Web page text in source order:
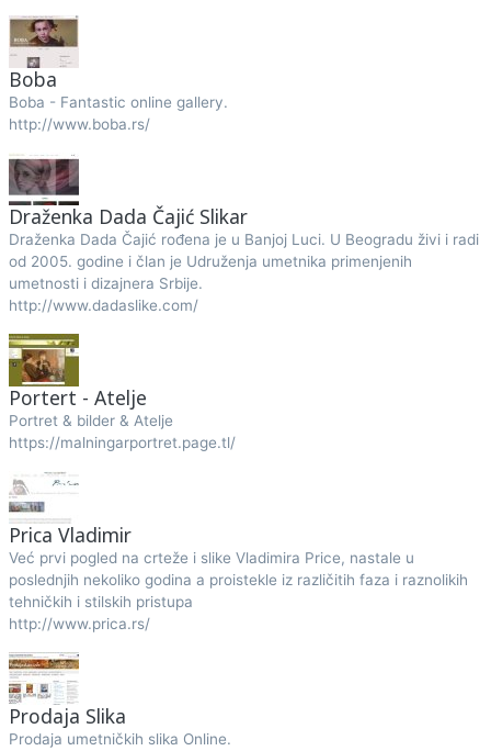
Boba
Boba - Fantastic online gallery.
http://www.boba.rs/
Draženka Dada Čajić Slikar
Draženka Dada Čajić rođena je u Banjoj Luci. U Beogradu živi i radi
od 2005. godine i član je Udruženja umetnika primenjenih
umetnosti i dizajnera Srbije.
http://www.dadaslike.com/
Portert - Atelje
Portret & bilder & Atelje
https://malningarportret.page.tl/
Prica Vladimir
Već prvi pogled na crteže i slike Vladimira Price, nastale u
poslednjih nekoliko godina a proistekle iz različitih faza i raznolikih
tehničkih i stilskih pristupa
http://www.prica.rs/
Prodaja Slika
Prodaja umetničkih slika Online.